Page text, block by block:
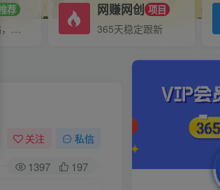
荐
搭建同款网站，自己当老板
网赚网创 项目
365天稳定跟新
关注 私信
1397 197